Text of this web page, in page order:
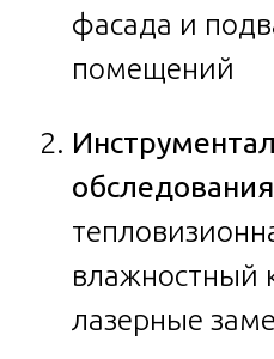
фасада и
помещений
обследования
влажностный
лазерные